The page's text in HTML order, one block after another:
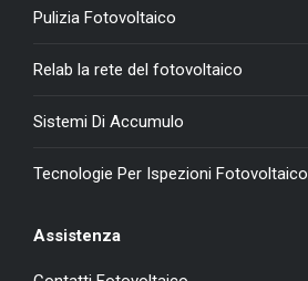
Pulizia Fotovoltaico
Relab la rete del fotovoltaico
Sistemi Di Accumulo
Tecnologie Per Ispezioni Fotovoltaico
Assistenza